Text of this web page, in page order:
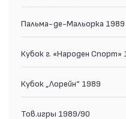
Пальма-де-Мальорка 1989
Кубок г. «Народен Спорт»
Кубок „Лорейн“ 1989
Тов.игры 1989/90